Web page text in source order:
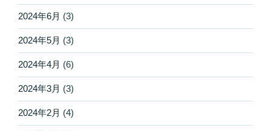
2024年6月 (3)
2024年5月 (3)
2024年4月 (6)
2024年3月 (3)
2024年2月 (4)